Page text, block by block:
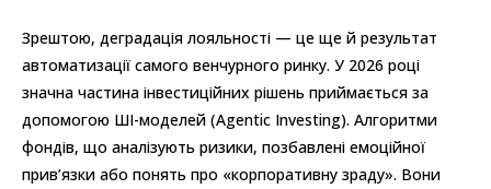
Зрештою, деградація лояльності — це ще й результат
автоматизації самого венчурного ринку. У 2026 році
значна частина інвестиційних рішень приймається за
допомогою ШІ-моделей (Agentic Investing). Алгоритми
фондів, що аналізують ризики, позбавлені емоційної
прив’язки або понять про «корпоративну зраду». Вони